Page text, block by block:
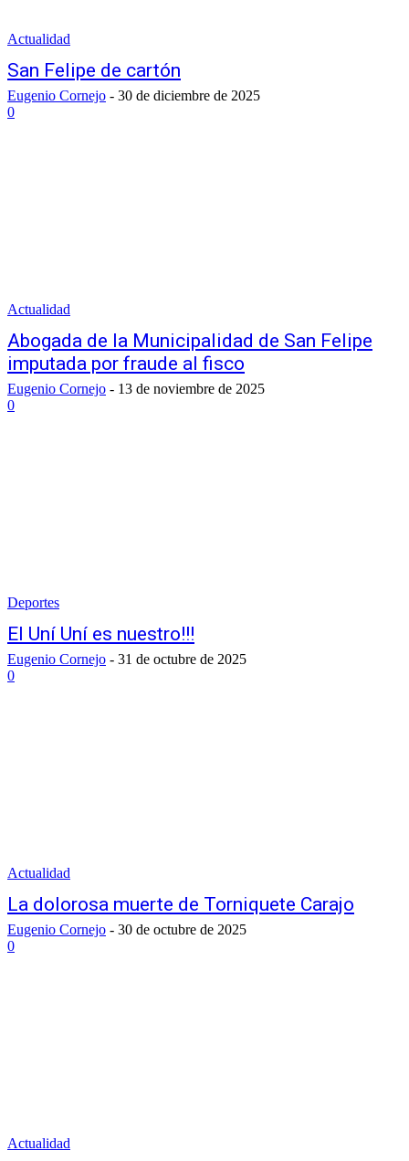
Actualidad
San Felipe de cartón
Eugenio Cornejo - 30 de diciembre de 2025
0
Actualidad
Abogada de la Municipalidad de San Felipe
imputada por fraude al fisco
Eugenio Cornejo - 13 de noviembre de 2025
0
Deportes
El Uní Uní es nuestro!!!
Eugenio Cornejo - 31 de octubre de 2025
0
Actualidad
La dolorosa muerte de Torniquete Carajo
Eugenio Cornejo - 30 de octubre de 2025
0
Actualidad